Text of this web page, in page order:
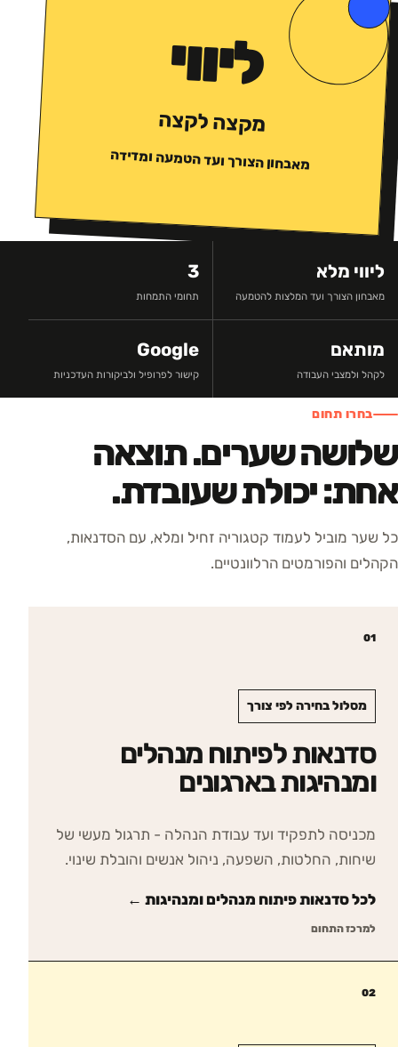
ליווי
מקצה לקצה
מאבחון הצורך ועד הטמעה ומדידה
ליווי מלא
מאבחון הצורך ועד המלצות להטמעה
3
תחומי התמחות
מותאם
לקהל ולמצבי העבודה
Google
קישור לפרופיל ולביקורות העדכניות
בחרו תחום
שלושה שערים. תוצאה
אחת: יכולת שעובדת.
כל שער מוביל לעמוד קטגוריה זחיל ומלא, עם הסדנאות,
הקהלים והפורמטים הרלוונטיים.
01
מסלול בחירה לפי צורך
סדנאות לפיתוח מנהלים
ומנהיגות בארגונים
מכניסה לתפקיד ועד עבודת הנהלה - תרגול מעשי של
שיחות, החלטות, השפעה, ניהול אנשים והובלת שינוי.
לכל סדנאותפיתוח מנהלים ומנהיגות ←
למרכז התחום
02